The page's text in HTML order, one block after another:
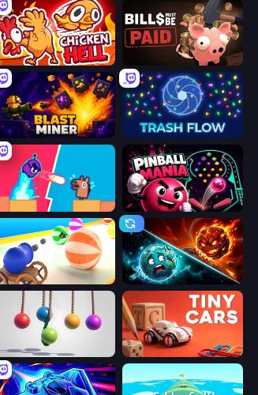
Chicken Hell Bills Must Be Paid
Blast Miner Trash Flow
Boom Slingers ReBoom Pinball Mania
Ball Blaster PlanetCrush 2
Pendulum Master Tiny Cars